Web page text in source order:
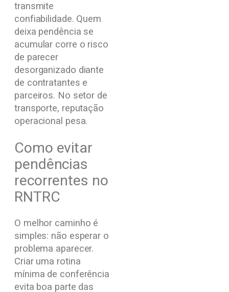
transmite
confiabilidade. Quem
deixa pendência se
acumular corre o risco
de parecer
desorganizado diante
de contratantes e
parceiros. No setor de
transporte, reputação
operacional pesa.
Como evitar
pendências
recorrentes no
RNTRC
O melhor caminho é
simples: não esperar o
problema aparecer.
Criar uma rotina
mínima de conferência
evita boa parte das